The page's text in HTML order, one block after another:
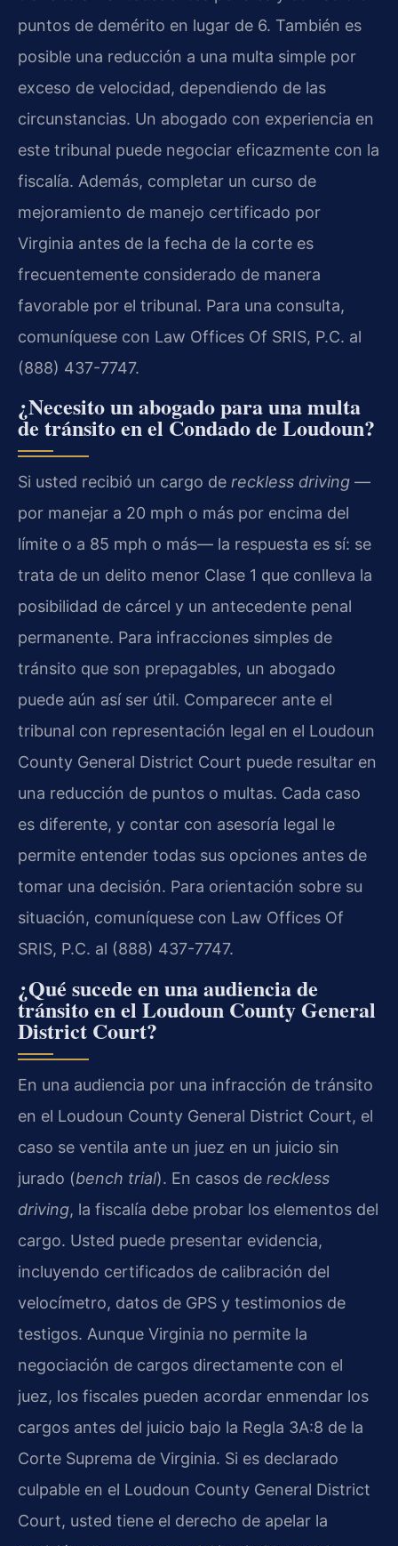
puntos de demérito en lugar de 6. También es
posible una reducción a una multa simple por
exceso de velocidad, dependiendo de las
circunstancias. Un abogado con experiencia en
este tribunal puede negociar eficazmente con la
fiscalía. Además, completar un curso de
mejoramiento de manejo certificado por
Virginia antes de la fecha de la corte es
frecuentemente considerado de manera
favorable por el tribunal. Para una consulta,
comuníquese con Law Offices Of SRIS, P.C. al
(888) 437-7747.
¿Necesito un abogado para una multa
de tránsito en el Condado de Loudoun?
Si usted recibió un cargo de reckless driving —
por manejar a 20 mph o más por encima del
límite o a 85 mph o más— la respuesta es sí: se
trata de un delito menor Clase 1 que conlleva la
posibilidad de cárcel y un antecedente penal
permanente. Para infracciones simples de
tránsito que son prepagables, un abogado
puede aún así ser útil. Comparecer ante el
tribunal con representación legal en el Loudoun
County General District Court puede resultar en
una reducción de puntos o multas. Cada caso
es diferente, y contar con asesoría legal le
permite entender todas sus opciones antes de
tomar una decisión. Para orientación sobre su
situación, comuníquese con Law Offices Of
SRIS, P.C. al (888) 437-7747.
¿Qué sucede en una audiencia de
tránsito en el Loudoun County General
District Court?
En una audiencia por una infracción de tránsito
en el Loudoun County General District Court, el
caso se ventila ante un juez en un juicio sin
jurado (bench trial). En casos de reckless
driving, la fiscalía debe probar los elementos del
cargo. Usted puede presentar evidencia,
incluyendo certificados de calibración del
velocímetro, datos de GPS y testimonios de
testigos. Aunque Virginia no permite la
negociación de cargos directamente con el
juez, los fiscales pueden acordar enmendar los
cargos antes del juicio bajo la Regla 3A:8 de la
Corte Suprema de Virginia. Si es declarado
culpable en el Loudoun County General District
Court, usted tiene el derecho de apelar la